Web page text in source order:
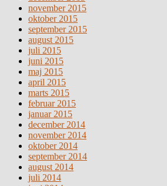
november 2015
oktober 2015
september 2015
august 2015
juli 2015
juni 2015
maj 2015
april 2015
marts 2015
februar 2015
januar 2015
december 2014
november 2014
oktober 2014
september 2014
august 2014
juli 2014